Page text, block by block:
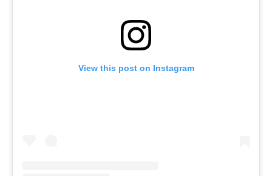
View this post on Instagram